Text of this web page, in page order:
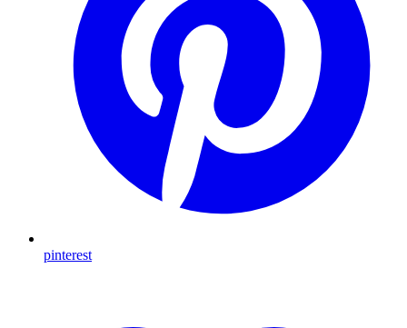
pinterest